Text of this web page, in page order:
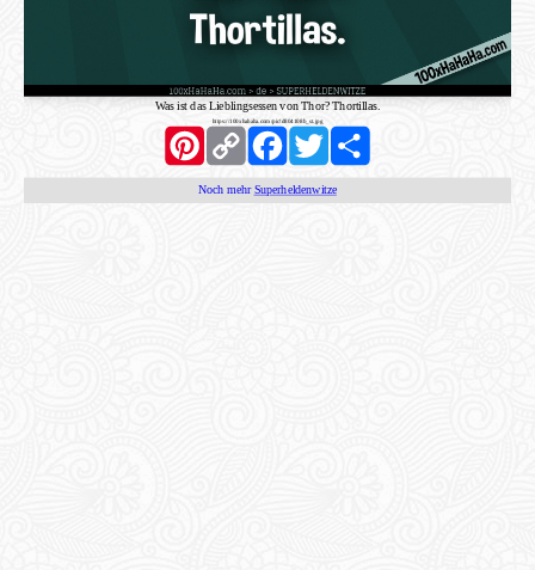
Was ist das Lieblingsessen von Thor? Thortillas.
https://100xhahaha.com/pic!d804108b_st.jpg
PinterestCopy
Link
FacebookTwitter Share
Noch mehrSuperheldenwitze